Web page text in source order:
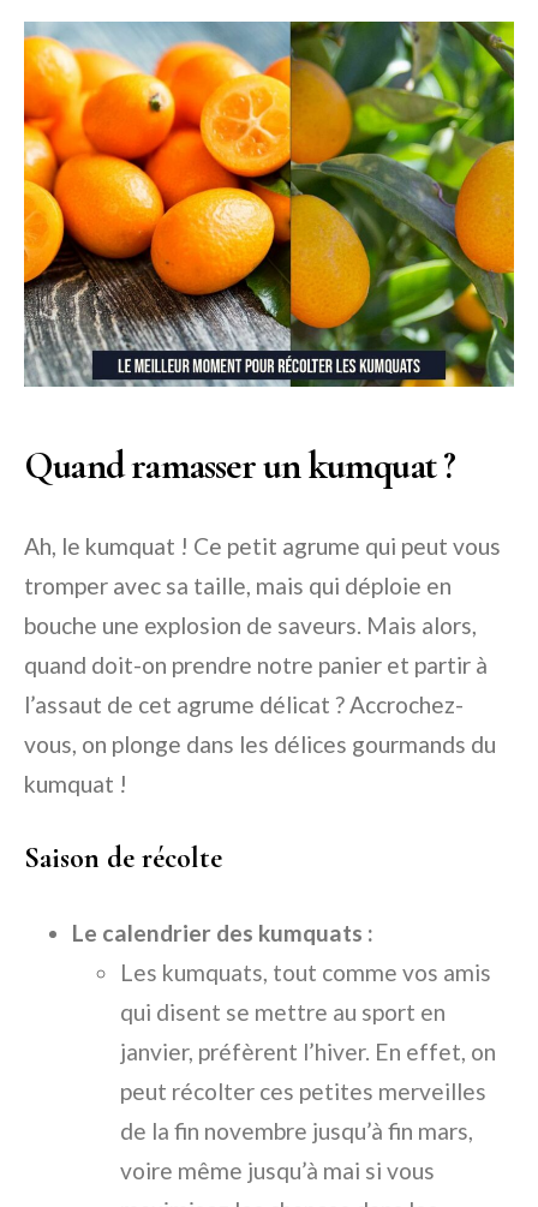
Quand ramasser un kumquat ?
Ah, le kumquat ! Ce petit agrume qui peut vous
tromper avec sa taille, mais qui déploie en
bouche une explosion de saveurs. Mais alors,
quand doit-on prendre notre panier et partir à
l’assaut de cet agrume délicat ? Accrochez-
vous, on plonge dans les délices gourmands du
kumquat !
Saison de récolte
Le calendrier des kumquats :
Les kumquats, tout comme vos amis
qui disent se mettre au sport en
janvier, préfèrent l’hiver. En effet, on
peut récolter ces petites merveilles
de la fin novembre jusqu’à fin mars,
voire même jusqu’à mai si vous